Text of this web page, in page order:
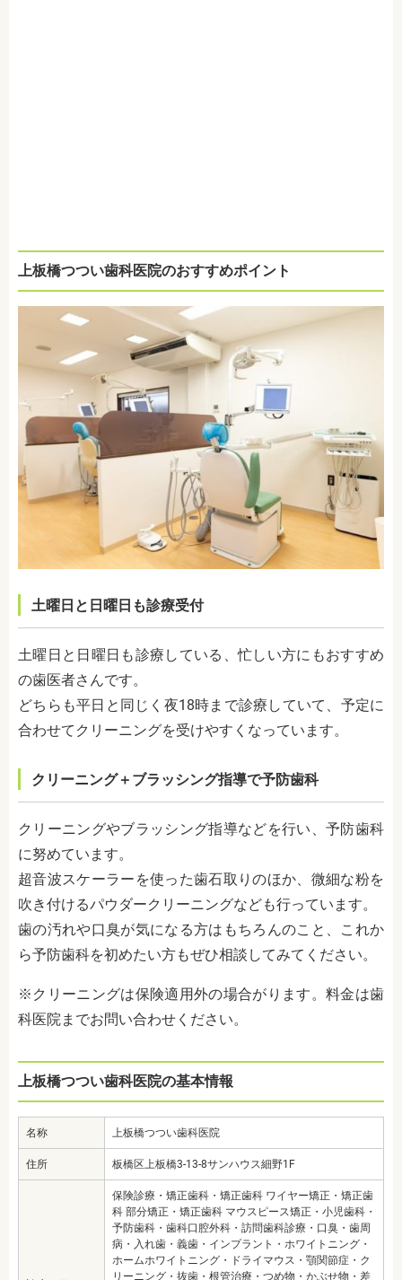
上板橋つつい歯科医院のおすすめポイント
土曜日と日曜日も診療受付
土曜日と日曜日も診療している、忙しい方にもおすすめ
の歯医者さんです。
どちらも平日と同じく夜18時まで診療していて、予定に
合わせてクリーニングを受けやすくなっています。
クリーニング＋ブラッシング指導で予防歯科
クリーニングやブラッシング指導などを行い、予防歯科
に努めています。
超音波スケーラーを使った歯石取りのほか、微細な粉を
吹き付けるパウダークリーニングなども行っています。
歯の汚れや口臭が気になる方はもちろんのこと、これか
ら予防歯科を初めたい方もぜひ相談してみてください。
※クリーニングは保険適用外の場合がります。料金は歯
科医院までお問い合わせください。
上板橋つつい歯科医院の基本情報
名称 上板橋つつい歯科医院
住所 板橋区上板橋3-13-8サンハウス細野1F
保険診療・矯正歯科・矯正歯科 ワイヤー矯正・矯正歯
科 部分矯正・矯正歯科 マウスピース矯正・小児歯科・
予防歯科・歯科口腔外科・訪問歯科診療・口臭・歯周
病・入れ歯・義歯・インプラント・ホワイトニング・
ホームホワイトニング・ドライマウス・顎関節症・ク
リーニング・抜歯・根管治療・つめ物・かぶせ物・差